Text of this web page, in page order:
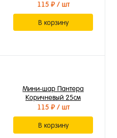
115 ₽/ шт
В корзину
Мини-шар Пантера
Коричневый 25см
115 ₽/ шт
В корзину